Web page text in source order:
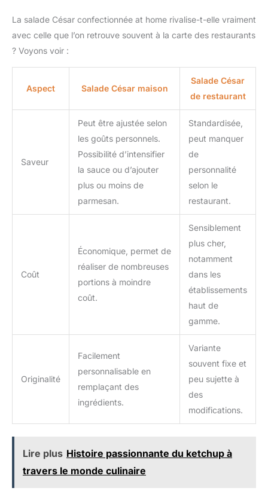
La salade César confectionnée at home rivalise-t-elle vraiment
avec celle que l’on retrouve souvent à la carte des restaurants
? Voyons voir :
Aspect Salade César maison
Salade César
de restaurant
Saveur
Peut être ajustée selon
les goûts personnels.
Possibilité d’intensifier
la sauce ou d’ajouter
plus ou moins de
parmesan.
Standardisée,
peut manquer
de
personnalité
selon le
restaurant.
Coût
Économique, permet de
réaliser de nombreuses
portions à moindre
coût.
Sensiblement
plus cher,
notamment
dans les
établissements
haut de
gamme.
Originalité
Facilement
personnalisable en
remplaçant des
ingrédients.
Variante
souvent fixe et
peu sujette à
des
modifications.
Lire plus Histoire passionnante du ketchup à
travers le monde culinaire